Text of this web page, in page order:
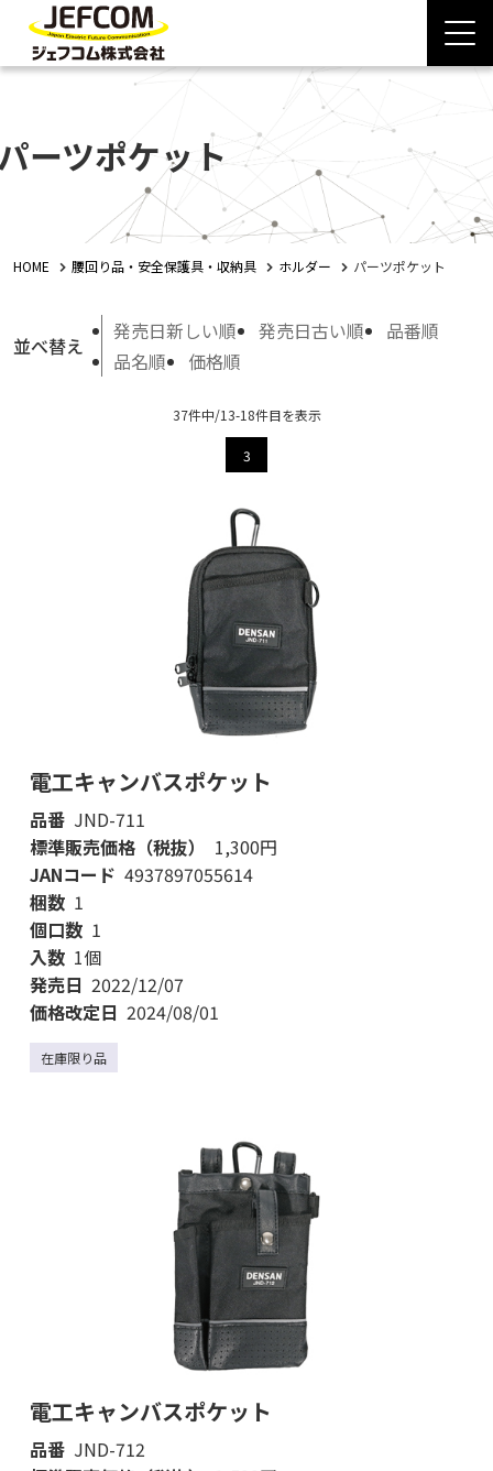
ーツポケット
HOME 腰回り品・安全保護具・収納具 ホルダー パーツポケット
並べ替え
発売日新しい順 発売日古い順
品番順
品名順
価格順
37件中/13-18件目を表示
3
電工キャンバスポケット
品番 JND-711
標準販売価格（税抜）
1,300円
JANコード 4937897055614
梱数 1
個口数 1
入数 1個
発売日 2022/12/07
価格改定日 2024/08/01
在庫限り品
電工キャンバスポケット
品番 JND-712